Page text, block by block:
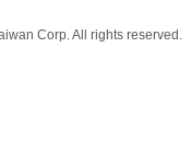
Corp. All rights reserved.